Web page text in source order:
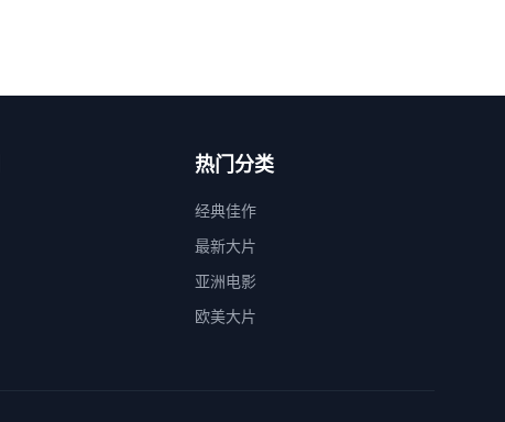
热门分类
经典佳作
最新大片
亚洲电影
欧美大片